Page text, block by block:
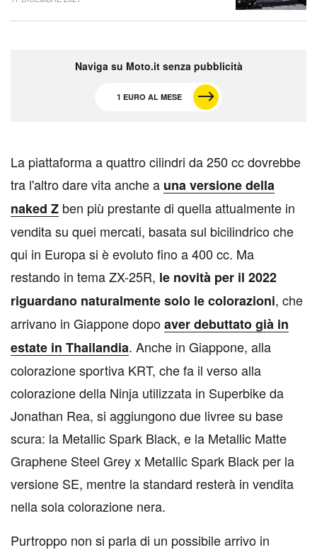
Naviga su Moto.it senza pubblicità
1 EURO AL MESE
La piattaforma a quattro cilindri da 250 cc dovrebbe
tra l'altro dare vita anche a una versione della
naked Z ben più prestante di quella attualmente in
vendita su quei mercati, basata sul bicilindrico che
qui in Europa si è evoluto fino a 400 cc. Ma
restando in tema ZX-25R, le novità per il 2022
riguardano naturalmente solo le colorazioni, che
arrivano in Giappone dopoaver debuttato già in
estate in Thailandia. Anche in Giappone, alla
colorazione sportiva KRT, che fa il verso alla
colorazione della Ninja utilizzata in Superbike da
Jonathan Rea, si aggiungono due livree su base
scura: la Metallic Spark Black, e la Metallic Matte
Graphene Steel Grey x Metallic Spark Black per la
versione SE, mentre la standard resterà in vendita
nella sola colorazione nera.
Purtroppo non si parla di un possibile arrivo in